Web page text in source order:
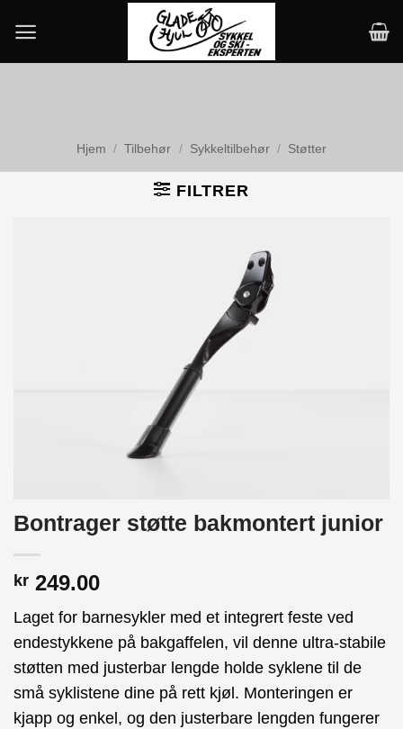
content
Hjem / Tilbehør / Sykkeltilbehør / Støtter
FILTRER
Bontrager støtte bakmontert junior
kr 249.00
Laget for barnesykler med et integrert feste ved
endestykkene på bakgaffelen, vil denne ultra-stabile
støtten med justerbar lengde holde syklene til de
små syklistene dine på rett kjøl. Monteringen er
kjapp og enkel, og den justerbare lengden fungerer